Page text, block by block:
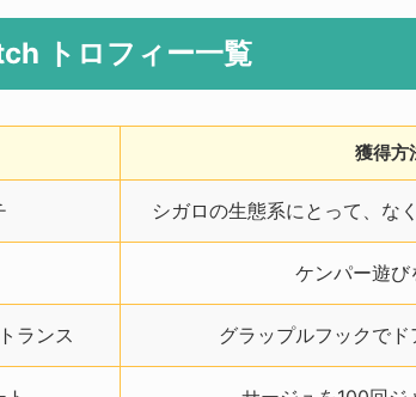
トロフィー一覧
獲得方
シガロの生態系にとって、な
ケンパー遊び
ランス グラップルフックで